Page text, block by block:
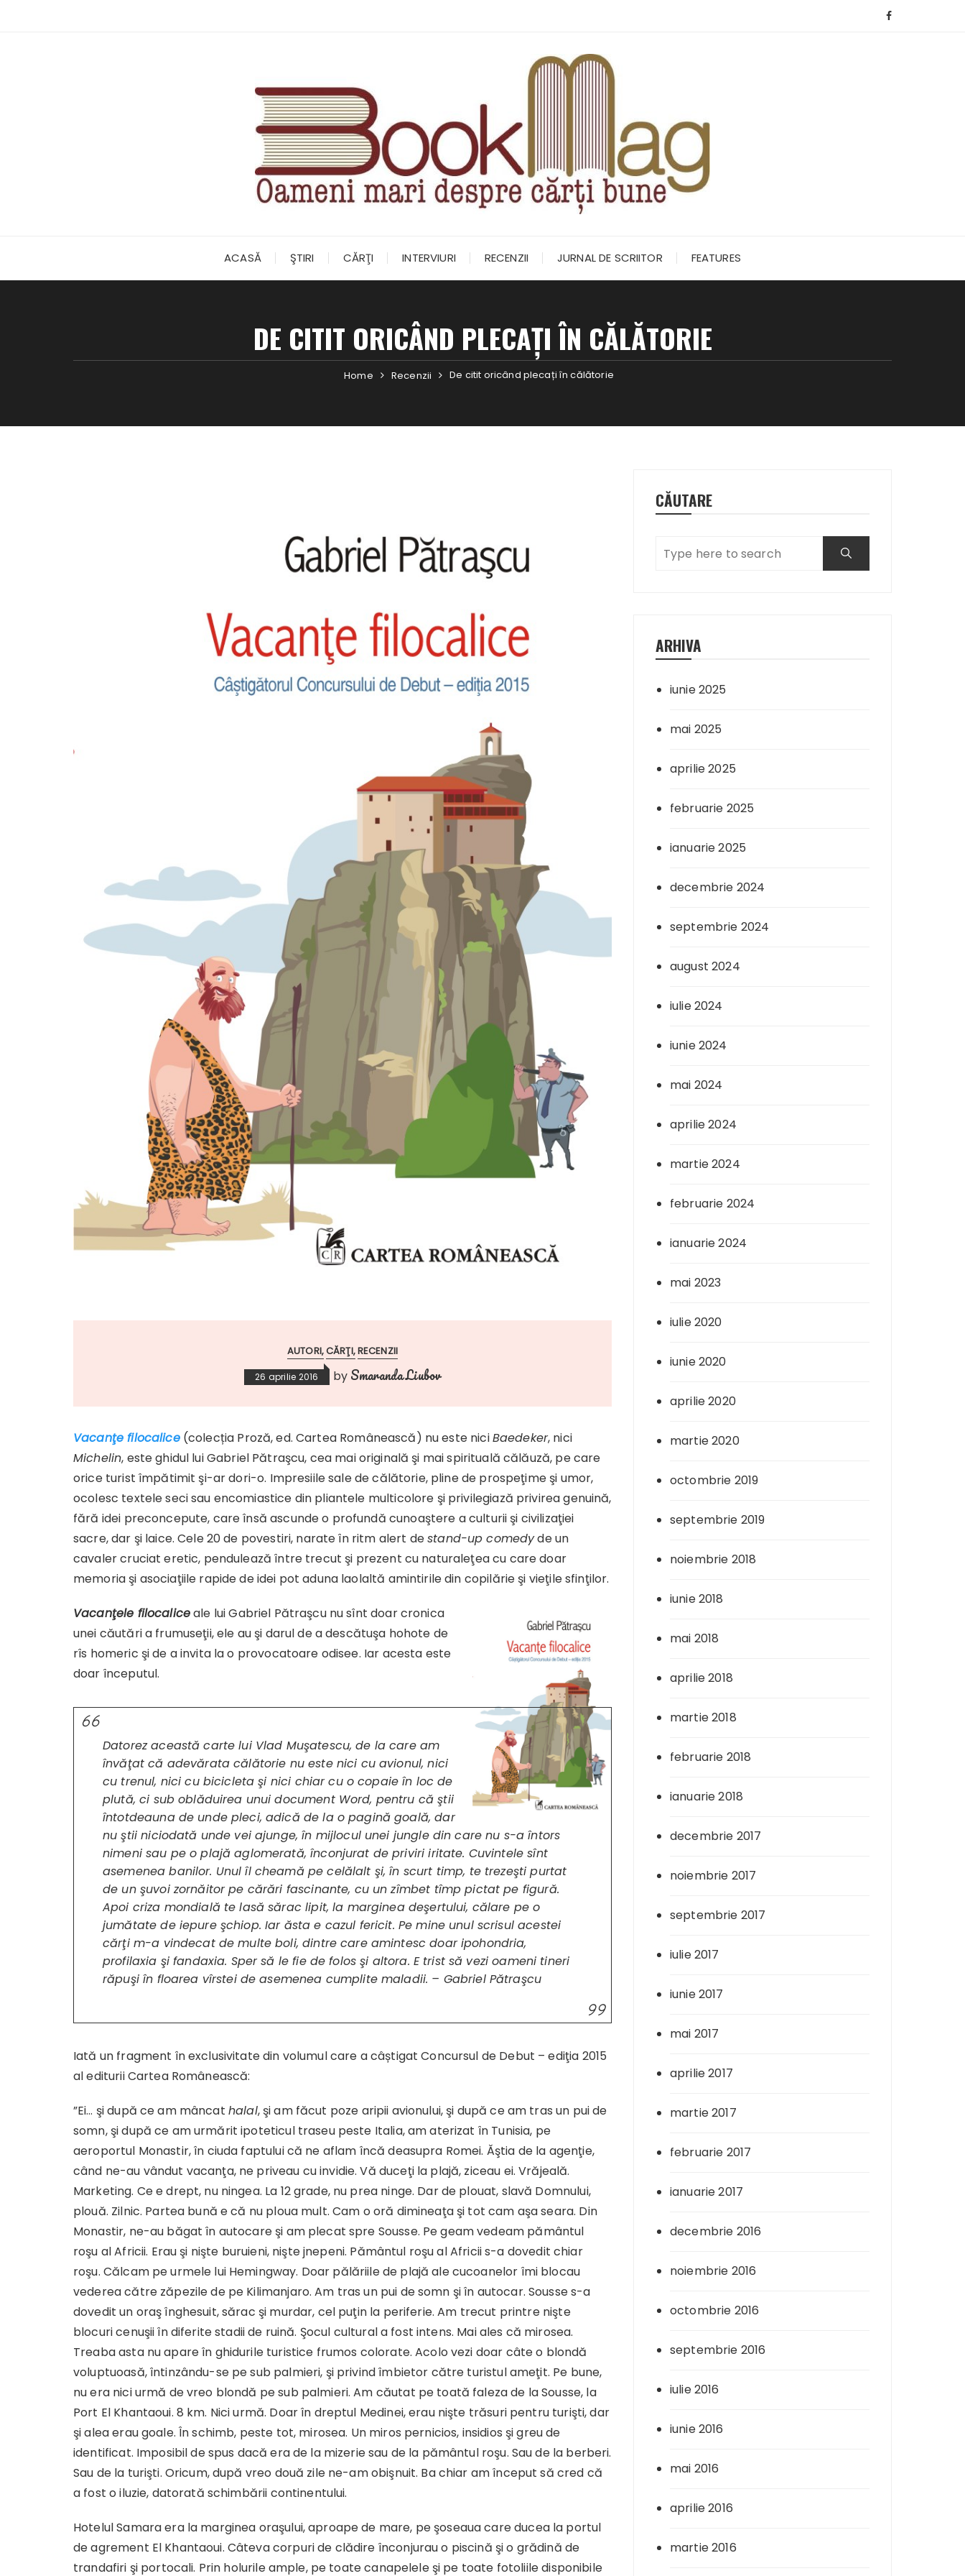
ACASĂ ŞTIRI CĂRŢI INTERVIURI RECENZII JURNAL DE SCRIITOR FEATURES
DE CITIT ORICÂND PLECAȚI ÎN CĂLĂTORIE
Home Recenzii De citit oricând plecați în călătorie
AUTORI CĂRŢI RECENZII
26 aprilie 2016 by Smaranda Liubov
Vacanţe filocalice(colecția Proză, ed. Cartea Românească) nu este niciBaedeker, nici
Michelin, este ghidul lui Gabriel Pătraşcu, cea mai originală şi mai spirituală călăuză, pe care
orice turist împătimit şi-ar dori-o. Impresiile sale de călătorie, pline de prospeţime şi umor,
ocolesc textele seci sau encomiastice din pliantele multicolore şi privilegiază privirea genuină,
fără idei preconcepute, care însă ascunde o profundă cunoaştere a culturii şi civilizaţiei
sacre, dar şi laice. Cele 20 de povestiri, narate în ritm alert destand-up comedyde un
cavaler cruciat eretic, pendulează între trecut şi prezent cu naturaleţea cu care doar
memoria şi asociaţiile rapide de idei pot aduna laolaltă amintirile din copilărie şi vieţile sfinţilor.
Vacanţele filocaliceale lui Gabriel Pătraşcu nu sînt doar cronica
unei căutări a frumuseţii, ele au şi darul de a descătuşa hohote de
rîs homeric şi de a invita la o provocatoare odisee. Iar acesta este
doar începutul.
Datorez această carte lui Vlad Muşatescu, de la care am
învăţat că adevărata călătorie nu este nici cu avionul, nici
cu trenul, nici cu bicicleta şi nici chiar cu o copaie în loc de
plută, ci sub oblăduirea unui document Word, pentru că ştii
întotdeauna de unde pleci, adică de la o pagină goală, dar
nu ştii niciodată unde vei ajunge, în mijlocul unei jungle din care nu s-a întors
nimeni sau pe o plajă aglomerată, înconjurat de priviri iritate. Cuvintele sînt
asemenea banilor. Unul îl cheamă pe celălalt şi, în scurt timp, te trezeşti purtat
de un şuvoi zornăitor pe cărări fascinante, cu un zîmbet tîmp pictat pe figură.
Apoi criza mondială te lasă sărac lipit, la marginea deşertului, călare pe o
jumătate de iepure şchiop. Iar ăsta e cazul fericit. Pe mine unul scrisul acestei
cărţi m-a vindecat de multe boli, dintre care amintesc doar ipohondria,
profilaxia şi fandaxia. Sper să le fie de folos şi altora. E trist să vezi oameni tineri
răpuşi în floarea vîrstei de asemenea cumplite maladii. – Gabriel Pătraşcu
Iată un fragment în exclusivitate din volumul care a câștigat Concursul de Debut – ediţia 2015
al editurii Cartea Românească:
”Ei… şi după ce am mâncat halal, şi am făcut poze aripii avionului, şi după ce am tras un pui de
somn, şi după ce am urmărit ipoteticul traseu peste Italia, am aterizat în Tunisia, pe
aeroportul Monastir, în ciuda faptului că ne aflam încă deasupra Romei. Ăştia de la agenţie,
când ne-au vândut vacanţa, ne priveau cu invidie. Vă duceţi la plajă, ziceau ei. Vrăjeală.
Marketing. Ce e drept, nu ningea. La 12 grade, nu prea ninge. Dar de plouat, slavă Domnului,
plouă. Zilnic. Partea bună e că nu ploua mult. Cam o oră dimineaţa şi tot cam aşa seara. Din
Monastir, ne-au băgat în autocare şi am plecat spre Sousse. Pe geam vedeam pământul
roşu al Africii. Erau şi nişte buruieni, nişte jnepeni. Pământul roşu al Africii s-a dovedit chiar
roşu. Călcam pe urmele lui Hemingway. Doar pălăriile de plajă ale cucoanelor îmi blocau
vederea către zăpezile de pe Kilimanjaro. Am tras un pui de somn şi în autocar. Sousse s-a
dovedit un oraş înghesuit, sărac şi murdar, cel puţin la periferie. Am trecut printre nişte
blocuri cenuşii în diferite stadii de ruină. Şocul cultural a fost intens. Mai ales că mirosea.
Treaba asta nu apare în ghidurile turistice frumos colorate. Acolo vezi doar câte o blondă
voluptuoasă, întinzându-se pe sub palmieri, şi privind îmbietor către turistul ameţit. Pe bune,
nu era nici urmă de vreo blondă pe sub palmieri. Am căutat pe toată faleza de la Sousse, la
Port El Khantaoui. 8 km. Nici urmă. Doar în dreptul Medinei, erau nişte trăsuri pentru turişti, dar
şi alea erau goale. În schimb, peste tot, mirosea. Un miros pernicios, insidios şi greu de
identificat. Imposibil de spus dacă era de la mizerie sau de la pământul roşu. Sau de la berberi.
Sau de la turişti. Oricum, după vreo două zile ne-am obişnuit. Ba chiar am început să cred că
a fost o iluzie, datorată schimbării continentului.
Hotelul Samara era la marginea oraşului, aproape de mare, pe şoseaua care ducea la portul
de agrement El Khantaoui. Câteva corpuri de clădire înconjurau o piscină şi o grădină de
trandafiri şi portocali. Prin holurile ample, pe toate canapelele şi pe toate fotoliile disponibile
CĂUTARE
ARHIVA
iunie 2025
mai 2025
aprilie 2025
februarie 2025
ianuarie 2025
decembrie 2024
septembrie 2024
august 2024
iulie 2024
iunie 2024
mai 2024
aprilie 2024
martie 2024
februarie 2024
ianuarie 2024
mai 2023
iulie 2020
iunie 2020
aprilie 2020
martie 2020
octombrie 2019
septembrie 2019
noiembrie 2018
iunie 2018
mai 2018
aprilie 2018
martie 2018
februarie 2018
ianuarie 2018
decembrie 2017
noiembrie 2017
septembrie 2017
iulie 2017
iunie 2017
mai 2017
aprilie 2017
martie 2017
februarie 2017
ianuarie 2017
decembrie 2016
noiembrie 2016
octombrie 2016
septembrie 2016
iulie 2016
iunie 2016
mai 2016
aprilie 2016
martie 2016